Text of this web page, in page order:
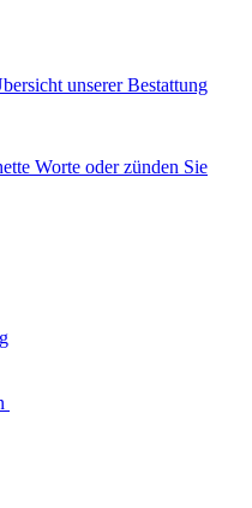
unserer Bestattung
Worte oder zünden Sie